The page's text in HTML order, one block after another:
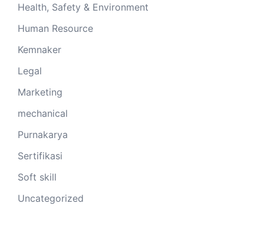
Health, Safety & Environment
Human Resource
Kemnaker
Legal
Marketing
mechanical
Purnakarya
Sertifikasi
Soft skill
Uncategorized